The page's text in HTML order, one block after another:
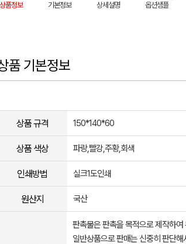
상품정보 기본정보 상세설명 옵션샘플
품 기본정보
상품 규격 150*140*60
상품 색상 파랑,빨강,주황,회색
인쇄방법 실크1도인쇄
원산지 국산
판촉물은 판촉을 목적으로 제작하여
일반상품으로 판매는 신중히 판단